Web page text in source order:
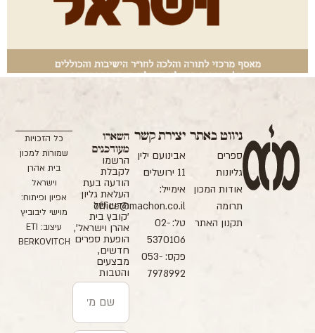
ניווט באתר
ספרים
גליונות
אודות המכון
תרומה
תקנון האתר
יצירת קשר
אבינועם ילין
11 ירושלים
אימייל:
office@machon.co.il
טל: 02-
5370106
פקס: 053-
7978992
השארו
מעודכנים
הרשמו
לקבלת
הודעה בעת
העלאת גליון
חדש של
'קובץ בית
אהרן וישראל',
הופעת ספרים
חדשים,
מבצעים
והטבות
כל הזכויות
שמורות למכון
בית אהרן
וישראל
אפיון ופיתוח:
מוישי ליבוביץ
עיצוב: ETI
BERKOVITCH